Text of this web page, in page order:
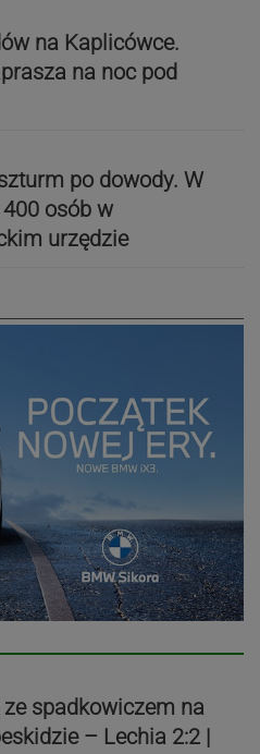
na Kaplicówce.
na noc pod
po dowody. W
osób w
urzędzie
spadkowiczem na
– Lechia 2:2 |